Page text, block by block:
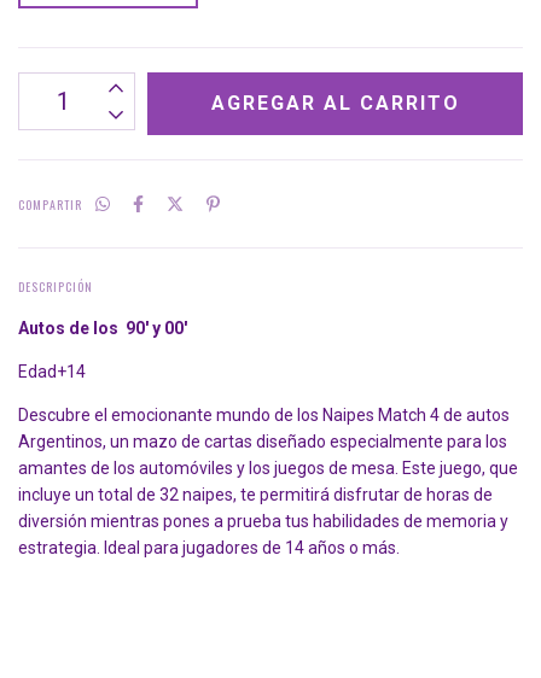
COMPARTIR
DESCRIPCIÓN
Autos de los 90' y 00'
Edad+14
Descubre el emocionante mundo de los Naipes Match 4 de autos
Argentinos, un mazo de cartas diseñado especialmente para los
amantes de los automóviles y los juegos de mesa. Este juego, que
incluye un total de 32 naipes, te permitirá disfrutar de horas de
diversión mientras pones a prueba tus habilidades de memoria y
estrategia. Ideal para jugadores de 14 años o más.